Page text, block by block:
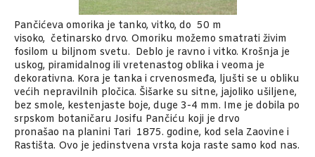
Pančićeva omorika je tanko, vitko, do 50 m
visoko, četinarsko drvo. Omoriku možemo smatrati živim
fosilom u biljnom svetu. Deblo je ravno i vitko. Krošnja je
uskog, piramidalnog ili vretenastog oblika i veoma je
dekorativna. Kora je tanka i crvenosmeđa, ljušti se u obliku
većih nepravilnih pločica. Šišarke su sitne, jajoliko ušiljene,
bez smole, kestenjaste boje, duge 3-4 mm. Ime je dobila po
srpskom botaničaru Josifu Pančiću koji je drvo
pronašao na planini Tari 1875. godine, kod sela Zaovine i
Rastišta. Ovo je jedinstvena vrsta koja raste samo kod nas.